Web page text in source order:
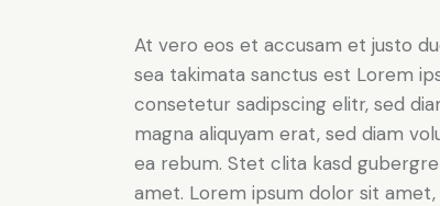
At vero eos et accusam et justo
sea takimata sanctus est Lorem
consetetur sadipscing elitr, sed
magna aliquyam erat, sed diam
ea rebum. Stet clita kasd
amet. Lorem ipsum dolor sit